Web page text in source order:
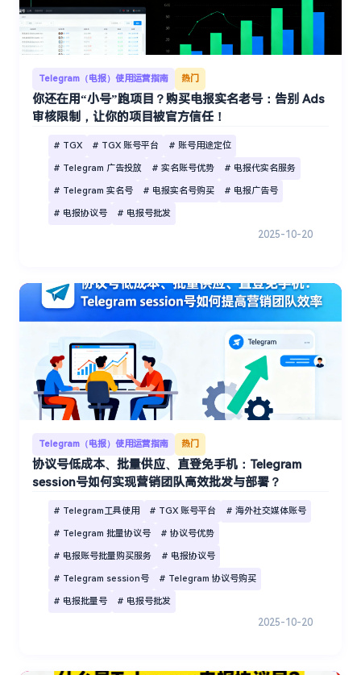
Telegram（电报）使用运营指南 热门
你还在用“小号”跑项目？购买电报实名老号：告别 Ads
审核限制，让你的项目被官方信任！
# TGX # TGX 账号平台 # 账号用途定位
# Telegram 广告投放 # 实名账号优势 # 电报代实名服务
# Telegram 实名号 # 电报实名号购买 # 电报广告号
# 电报协议号 # 电报号批发
2025-10-20
Telegram（电报）使用运营指南 热门
协议号低成本、批量供应、直登免手机：Telegram
session号如何实现营销团队高效批发与部署？
# Telegram工具使用 # TGX 账号平台 # 海外社交媒体账号
# Telegram 批量协议号 # 协议号优势
# 电报账号批量购买服务 # 电报协议号
# Telegram session号 # Telegram 协议号购买
# 电报批量号 # 电报号批发
2025-10-20